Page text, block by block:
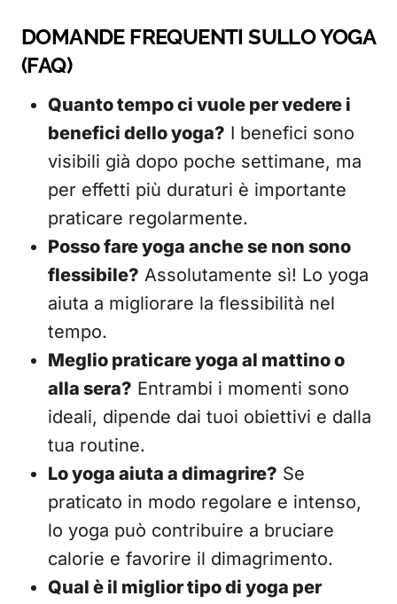
DOMANDE FREQUENTI SULLO YOGA
(FAQ)
Quanto tempo ci vuole per vedere i
benefici dello yoga? I benefici sono
visibili già dopo poche settimane, ma
per effetti più duraturi è importante
praticare regolarmente.
Posso fare yoga anche se non sono
flessibile? Assolutamente sì! Lo yoga
aiuta a migliorare la flessibilità nel
tempo.
Meglio praticare yoga al mattino o
alla sera? Entrambi i momenti sono
ideali, dipende dai tuoi obiettivi e dalla
tua routine.
Lo yoga aiuta a dimagrire? Se
praticato in modo regolare e intenso,
lo yoga può contribuire a bruciare
calorie e favorire il dimagrimento.
Qual è il miglior tipo di yoga per